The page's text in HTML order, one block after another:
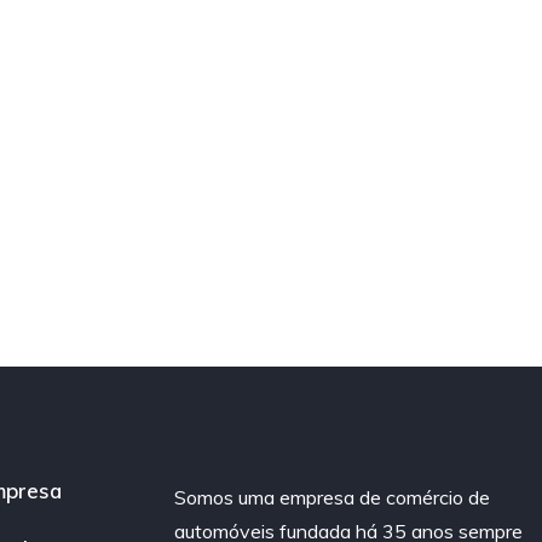
Somos uma empresa de comércio de
automóveis fundada há 35 anos sempre